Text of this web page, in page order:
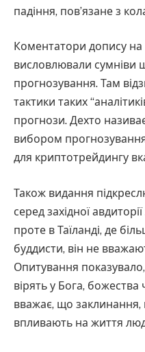
падіння, пов’язане з
Коментатори допису
висловлювали сумніви
прогнозування. Там
тактики таких
прогнози. Дехто
вибором
для криптотрейдингу
Також видання
серед західної
проте в Таїланді, де
буддисти, він не
Опитування
вірять у Бога,
вважає, що заклинання,
впливають на життя